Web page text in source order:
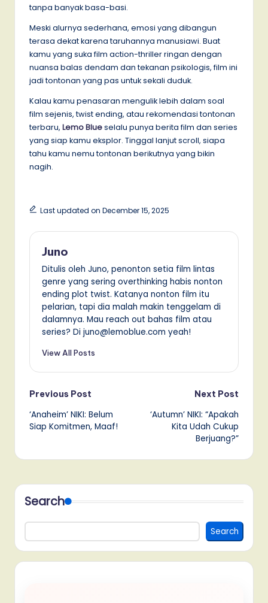
tanpa banyak basa-basi.
Meski alurnya sederhana, emosi yang dibangun
terasa dekat karena taruhannya manusiawi. Buat
kamu yang suka film action-thriller ringan dengan
nuansa balas dendam dan tekanan psikologis, film ini
jadi tontonan yang pas untuk sekali duduk.
Kalau kamu penasaran mengulik lebih dalam soal
film sejenis, twist ending, atau rekomendasi tontonan
terbaru, Lemo Blueselalu punya berita film dan series
yang siap kamu eksplor. Tinggal lanjut scroll, siapa
tahu kamu nemu tontonan berikutnya yang bikin
nagih.
Last updated on December 15, 2025
Juno
Ditulis oleh Juno, penonton setia film lintas
genre yang sering overthinking habis nonton
ending plot twist. Katanya nonton film itu
pelarian, tapi dia malah makin tenggelam di
dalamnya. Mau reach out bahas film atau
series? Di juno@lemoblue.com yeah!
View All Posts
Post
navigation
Previous Post
‘Anaheim’ NIKI: Belum
Siap Komitmen, Maaf!
Next Post
‘Autumn’ NIKI: “Apakah
Kita Udah Cukup
Berjuang?”
Search
Search